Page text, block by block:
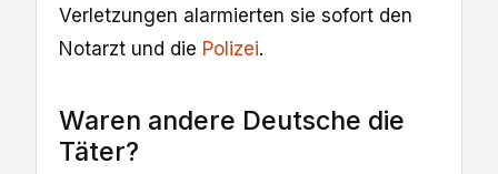
Verletzungen alarmierten sie sofort den
Notarzt und die Polizei.
Waren andere Deutsche die
Täter?